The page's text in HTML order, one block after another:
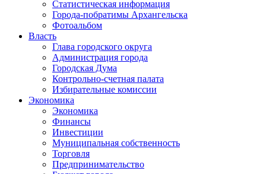
Статистическая информация
Города-побратимы Архангельска
Фотоальбом
Власть
Глава городского округа
Администрация города
Городская Дума
Контрольно-счетная палата
Избирательные комиссии
Экономика
Экономика
Финансы
Инвестиции
Муниципальная собственность
Торговля
Предпринимательство